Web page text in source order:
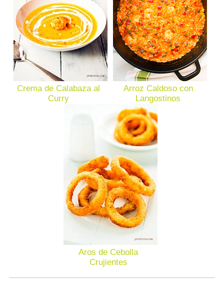
Crema de Calabaza al
Curry
Arroz Caldoso con
Langostinos
Aros de Cebolla
Crujientes